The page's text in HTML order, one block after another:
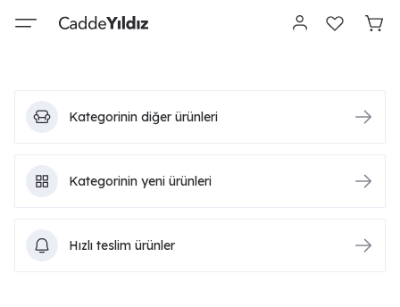
Kategorinin diğer ürünleri
Kategorinin yeni ürünleri
Hızlı teslim ürünler